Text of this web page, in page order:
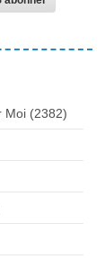
Moi (2382)